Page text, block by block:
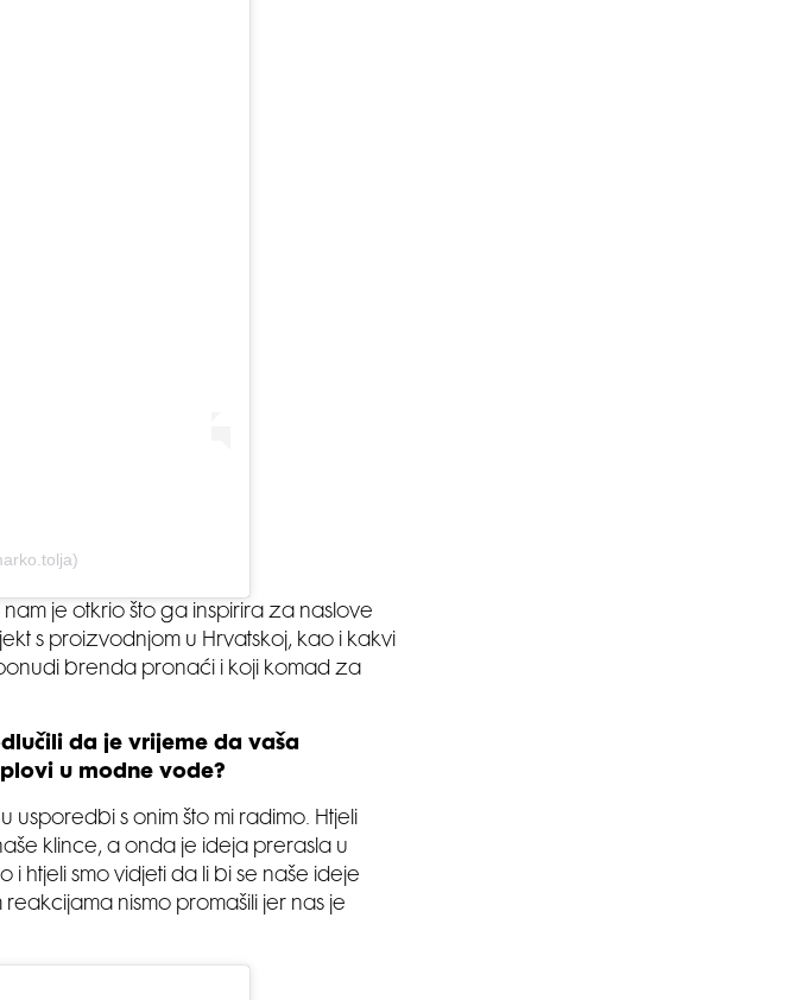
je otkrio što ga inspirira za naslove
s proizvodnjom u Hrvatskoj, kao i kakvi
brenda pronaći i koji komad za
da je vrijeme da vaša
u modne vode?
s onim što mi radimo. Htjeli
klince, a onda je ideja prerasla u
i htjeli smo vidjeti da li bi se naše ideje
nismo promašili jer nas je